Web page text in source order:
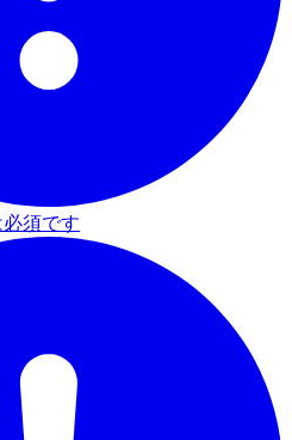
須です